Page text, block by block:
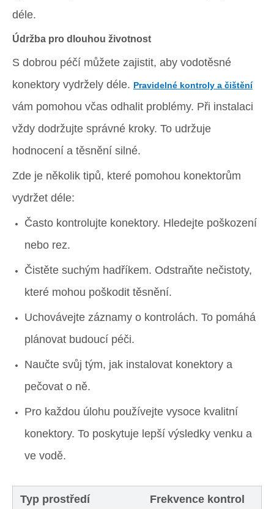
déle.
Údržba pro dlouhou životnost
S dobrou péčí můžete zajistit, aby vodotěsné
konektory vydržely déle. Pravidelné kontroly a čištění
vám pomohou včas odhalit problémy. Při instalaci
vždy dodržujte správné kroky. To udržuje
hodnocení a těsnění silné.
Zde je několik tipů, které pomohou konektorům
vydržet déle:
Často kontrolujte konektory. Hledejte poškození
nebo rez.
Čistěte suchým hadříkem. Odstraňte nečistoty,
které mohou poškodit těsnění.
Uchovávejte záznamy o kontrolách. To pomáhá
plánovat budoucí péči.
Naučte svůj tým, jak instalovat konektory a
pečovat o ně.
Pro každou úlohu používejte vysoce kvalitní
konektory. To poskytuje lepší výsledky venku a
ve vodě.
Typ prostředí Frekvence kontrol